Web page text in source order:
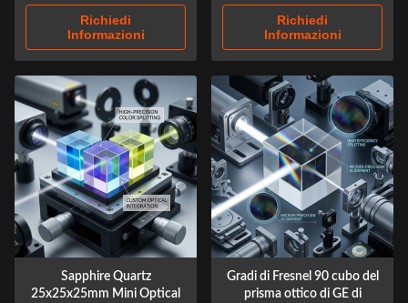
Richiedi
Informazioni
Richiedi
Informazioni
Sapphire Quartz
25x25x25mm Mini Optical
Gradi di Fresnel 90 cubo del
prisma ottico di GE di